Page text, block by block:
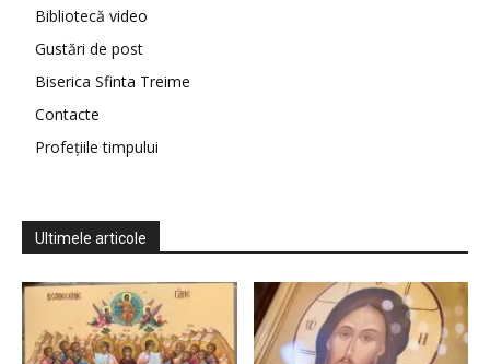
Bibliotecă video
Gustări de post
Biserica Sfinta Treime
Contacte
Profețiile timpului
Ultimele articole